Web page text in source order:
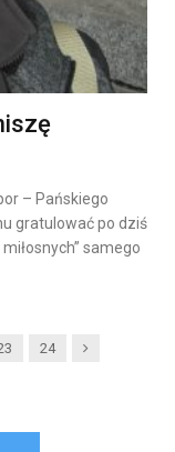
– Pańskiego
gratulować po dziś
samego
24 Next